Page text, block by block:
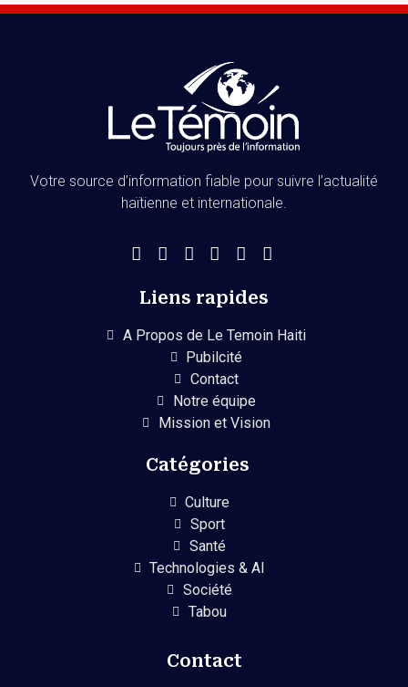
Votre source d’information fiable pour suivre l’actualité
haïtienne et internationale.
Liens rapides
A Propos de Le Temoin Haiti
Pubilcité
Contact
Notre équipe
Mission et Vision
Catégories
Culture
Sport
Santé
Technologies & AI
Société
Tabou
Contact